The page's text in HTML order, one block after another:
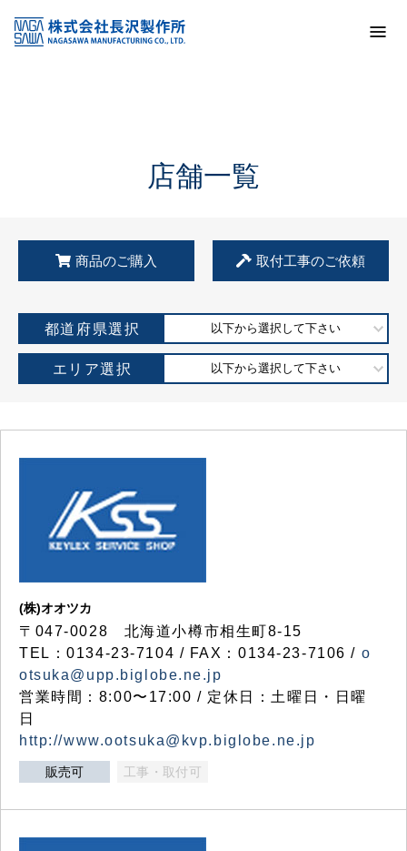
KSS加盟店・取扱店情報
店舗一覧
店舗一覧
商品のご購入 取付工事のご依頼
都道府県選択 以下から選択して下さい
エリア選択 以下から選択して下さい
(株)オオツカ
〒047-0028 北海道小樽市相生町8-15
TEL：0134-23-7104 / FAX：0134-23-7106 / o
otsuka@upp.biglobe.ne.jp
営業時間：8:00〜17:00 / 定休日：土曜日・日曜
日
http://www.ootsuka@kvp.biglobe.ne.jp
販売可 工事・取付可